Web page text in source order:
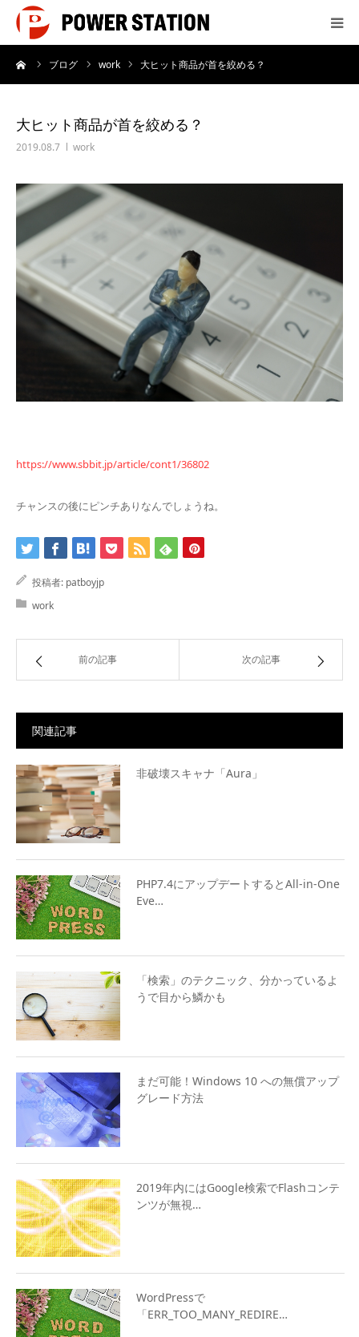
ブログ work 大ヒット商品が首を絞める？
大ヒット商品が首を絞める？
2019.08.7 work
https://www.sbbit.jp/article/cont1/36802
チャンスの後にピンチありなんでしょうね。
投稿者: patboyjp
work
前の記事 次の記事
関連記事
非破壊スキャナ「Aura」
PHP7.4にアップデートするとAll-in-One
Eve…
「検索」のテクニック、分かっているよ
うで目から鱗かも
まだ可能！Windows 10 への無償アップ
グレード方法
2019年内にはGoogle検索でFlashコンテ
ンツが無視…
WordPressで
「ERR_TOO_MANY_REDIRE…
サービス
制作料金
よくあるご質問
お問い合わせ